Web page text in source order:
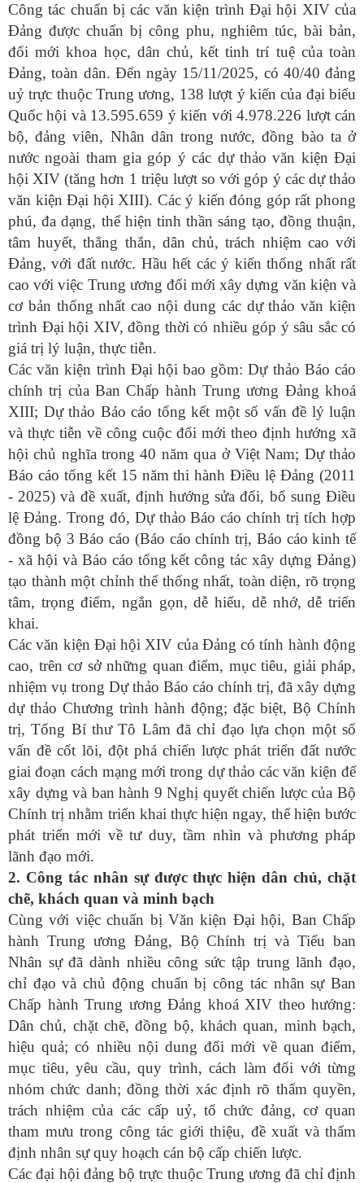
Công tác chuẩn bị các văn kiện trình Đại hội XIV của
Đảng được chuẩn bị công phu, nghiêm túc, bài bản,
đổi mới khoa học, dân chủ, kết tinh trí tuệ của toàn
Đảng, toàn dân. Đến ngày 15/11/2025, có 40/40 đảng
uỷ trực thuộc Trung ương, 138 lượt ý kiến của đại biểu
Quốc hội và 13.595.659 ý kiến với 4.978.226 lượt cán
bộ, đảng viên, Nhân dân trong nước, đồng bào ta ở
nước ngoài tham gia góp ý các dự thảo văn kiện Đại
hội XIV (tăng hơn 1 triệu lượt so với góp ý các dự thảo
văn kiện Đại hội XIII). Các ý kiến đóng góp rất phong
phú, đa dạng, thể hiện tinh thần sáng tạo, đồng thuận,
tâm huyết, thẳng thắn, dân chủ, trách nhiệm cao với
Đảng, với đất nước. Hầu hết các ý kiến thống nhất rất
cao với việc Trung ương đổi mới xây dựng văn kiện và
cơ bản thống nhất cao nội dung các dự thảo văn kiện
trình Đại hội XIV, đồng thời có nhiều góp ý sâu sắc có
giá trị lý luận, thực tiễn.
Các văn kiện trình Đại hội bao gồm: Dự thảo Báo cáo
chính trị của Ban Chấp hành Trung ương Đảng khoá
XIII; Dự thảo Báo cáo tổng kết một số vấn đề lý luận
và thực tiễn về công cuộc đổi mới theo định hướng xã
hội chủ nghĩa trong 40 năm qua ở Việt Nam; Dự thảo
Báo cáo tổng kết 15 năm thi hành Điều lệ Đảng (2011
- 2025) và đề xuất, định hướng sửa đổi, bổ sung Điều
lệ Đảng. Trong đó, Dự thảo Báo cáo chính trị tích hợp
đồng bộ 3 Báo cáo (Báo cáo chính trị, Báo cáo kinh tế
- xã hội và Báo cáo tổng kết công tác xây dựng Đảng)
tạo thành một chỉnh thể thống nhất, toàn diện, rõ trọng
tâm, trọng điểm, ngắn gọn, dễ hiểu, dễ nhớ, dễ triển
khai.
Các văn kiện Đại hội XIV của Đảng có tính hành động
cao, trên cơ sở những quan điểm, mục tiêu, giải pháp,
nhiệm vụ trong Dự thảo Báo cáo chính trị, đã xây dựng
dự thảo Chương trình hành động; đặc biệt, Bộ Chính
trị, Tổng Bí thư Tô Lâm đã chỉ đạo lựa chọn một số
vấn đề cốt lõi, đột phá chiến lược phát triển đất nước
giai đoạn cách mạng mới trong dự thảo các văn kiện để
xây dựng và ban hành 9 Nghị quyết chiến lược của Bộ
Chính trị nhằm triển khai thực hiện ngay, thể hiện bước
phát triển mới về tư duy, tầm nhìn và phương pháp
lãnh đạo mới.
2. Công tác nhân sự được thực hiện dân chủ, chặt
chẽ, khách quan và minh bạch
Cùng với việc chuẩn bị Văn kiện Đại hội, Ban Chấp
hành Trung ương Đảng, Bộ Chính trị và Tiểu ban
Nhân sự đã dành nhiều công sức tập trung lãnh đạo,
chỉ đạo và chủ động chuẩn bị công tác nhân sự Ban
Chấp hành Trung ương Đảng khoá XIV theo hướng:
Dân chủ, chặt chẽ, đồng bộ, khách quan, minh bạch,
hiệu quả; có nhiều nội dung đổi mới về quan điểm,
mục tiêu, yêu cầu, quy trình, cách làm đối với từng
nhóm chức danh; đồng thời xác định rõ thẩm quyền,
trách nhiệm của các cấp uỷ, tổ chức đảng, cơ quan
tham mưu trong công tác giới thiệu, đề xuất và thẩm
định nhân sự quy hoạch cán bộ cấp chiến lược.
Các đại hội đảng bộ trực thuộc Trung ương đã chỉ định